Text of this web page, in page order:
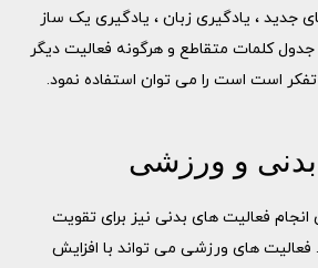
جدید ، یادگیری زبان ، یادگیری یک ساز
کلمات متقاطع و هرگونه فعالیت دیگر
است است را می توان استفاده نمود.
و ورزشی
انجام فعالیت های بدنی نیز برای تقویت
های ورزشی می تواند با افزایش